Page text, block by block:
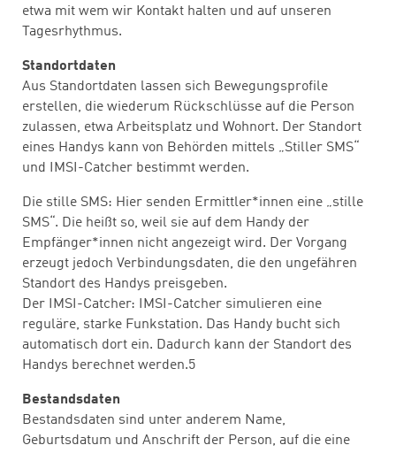
etwa mit wem wir Kontakt halten und auf unseren
Tagesrhythmus.
Standortdaten
Aus Standortdaten lassen sich Bewegungsprofile
erstellen, die wiederum Rückschlüsse auf die Person
zulassen, etwa Arbeitsplatz und Wohnort. Der Standort
eines Handys kann von Behörden mittels „Stiller SMS“
und IMSI-Catcher bestimmt werden.
Die stille SMS: Hier senden Ermittler*innen eine „stille
SMS“. Die heißt so, weil sie auf dem Handy der
Empfänger*innen nicht angezeigt wird. Der Vorgang
erzeugt jedoch Verbindungsdaten, die den ungefähren
Standort des Handys preisgeben.
Der IMSI-Catcher: IMSI-Catcher simulieren eine
reguläre, starke Funkstation. Das Handy bucht sich
automatisch dort ein. Dadurch kann der Standort des
Handys berechnet werden.5
Bestandsdaten
Bestandsdaten sind unter anderem Name,
Geburtsdatum und Anschrift der Person, auf die eine